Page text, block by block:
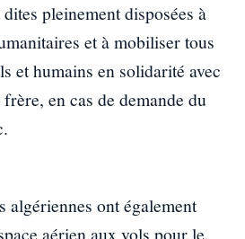
pleinement disposées à
et à mobiliser tous
et humains en solidarité avec
en cas de demande du
algériennes ont également
aérien aux vols pour le